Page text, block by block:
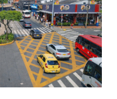
segundo